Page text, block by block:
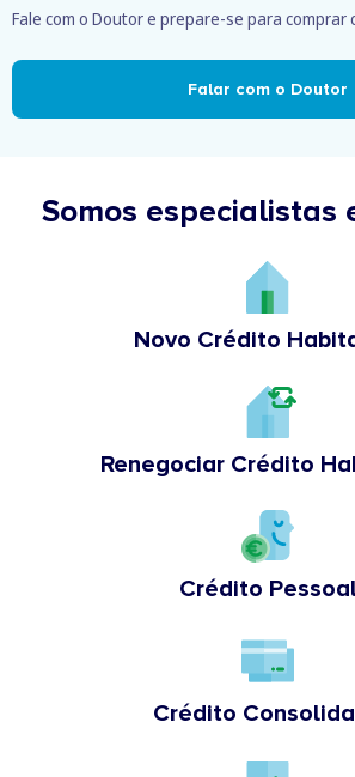
Fale com o Doutor e prepare-se para comprar
Falar com o Doutor
Somos especialistas
Novo Crédito
Renegociar Crédito
Crédito
Crédito